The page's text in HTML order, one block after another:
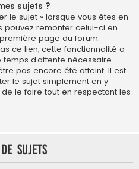
sujets ?
le sujet » lorsque vous êtes en
pouvez remonter celui-ci en
page du forum.
ce lien, cette fonctionnalité a
d’attente nécessaire
pas encore été atteint. Il est
le sujet simplement en y
le faire tout en respectant les
sujets